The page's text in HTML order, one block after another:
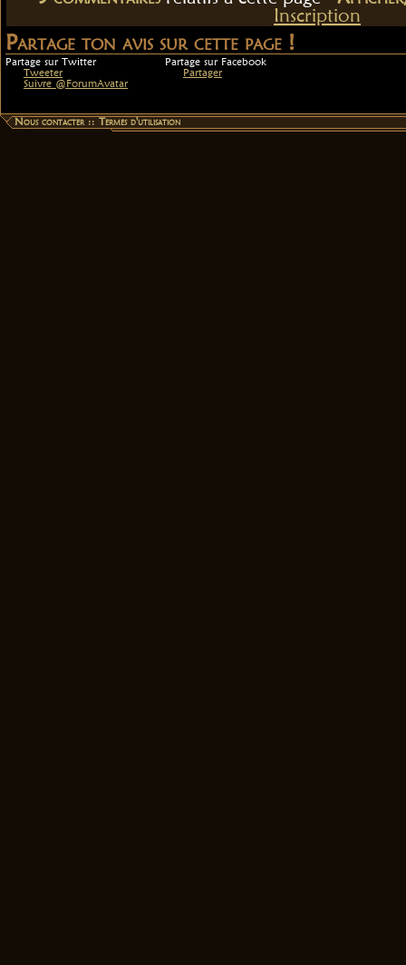
Inscription
Partage ton avis sur cette page !
Partage sur Twitter
Partage sur Facebook
Tweeter
Suivre @ForumAvatar
Partager
Nous contacter::Termes d'utilisation